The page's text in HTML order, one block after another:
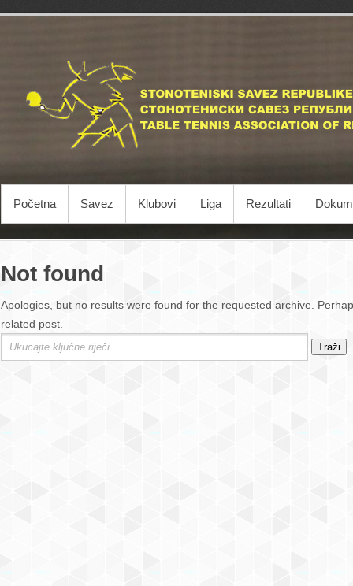
Početna Savez Klubovi Liga Rezultati
Not found
Apologies, but no results were found for the requested archive.
related post.
Traži